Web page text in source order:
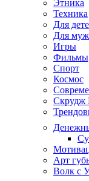
Этника
Техника
Для
Для
Игры
Спорт
Космос
Скрудж
Арт
Волк с